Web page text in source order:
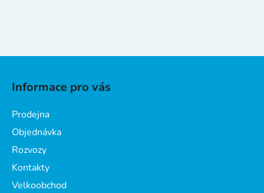
Informace pro vás
Prodejna
Objednávka
Rozvozy
Kontakty
Velkoobchod